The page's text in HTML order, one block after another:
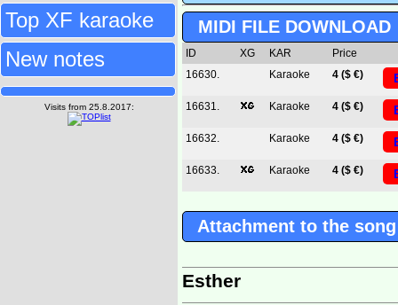
Top XF karaoke
New notes
Visits from 25.8.2017:
MIDI FILE DOWNLOAD
ID XG KAR
Price
16630.
Karaoke 4 ($ €)
16631. Karaoke 4 ($ €)
16632. Karaoke 4 ($ €)
16633. Karaoke 4 ($ €)
Attachment to the song
Esther